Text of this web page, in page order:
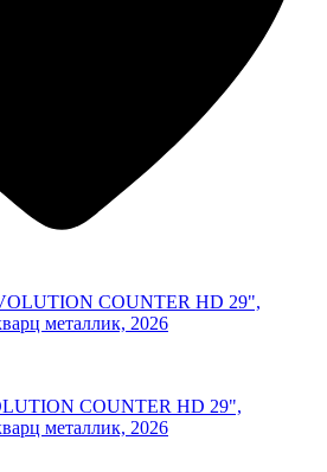
COUNTER HD 29",
металлик, 2026